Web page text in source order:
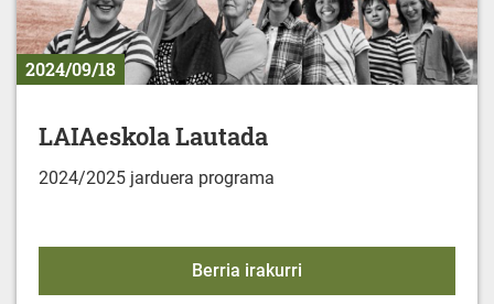
2024/09/18
LAIAeskola Lautada
2024/2025 jarduera programa
Berria irakurri